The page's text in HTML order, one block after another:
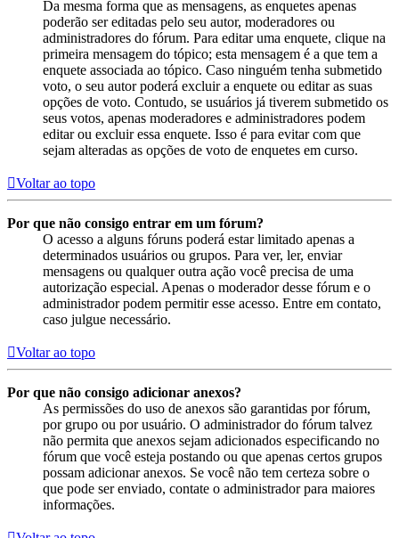
Da mesma forma que as mensagens, as enquetes apenas
poderão ser editadas pelo seu autor, moderadores ou
administradores do fórum. Para editar uma enquete, clique na
primeira mensagem do tópico; esta mensagem é a que tem a
enquete associada ao tópico. Caso ninguém tenha submetido
voto, o seu autor poderá excluir a enquete ou editar as suas
opções de voto. Contudo, se usuários já tiverem submetido os
seus votos, apenas moderadores e administradores podem
editar ou excluir essa enquete. Isso é para evitar com que
sejam alteradas as opções de voto de enquetes em curso.
Voltar ao topo
Por que não consigo entrar em um fórum?
O acesso a alguns fóruns poderá estar limitado apenas a
determinados usuários ou grupos. Para ver, ler, enviar
mensagens ou qualquer outra ação você precisa de uma
autorização especial. Apenas o moderador desse fórum e o
administrador podem permitir esse acesso. Entre em contato,
caso julgue necessário.
Voltar ao topo
Por que não consigo adicionar anexos?
As permissões do uso de anexos são garantidas por fórum,
por grupo ou por usuário. O administrador do fórum talvez
não permita que anexos sejam adicionados especificando no
fórum que você esteja postando ou que apenas certos grupos
possam adicionar anexos. Se você não tem certeza sobre o
que pode ser enviado, contate o administrador para maiores
informações.